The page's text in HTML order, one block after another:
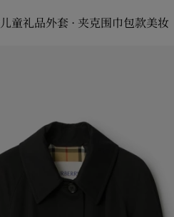
儿童礼品外套 · 夹克围巾包款美妆